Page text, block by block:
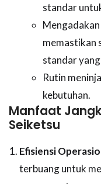
standar
memastikan
standar
Rutin
kebutuhan.
Manfaat
Seiketsu
Efisiensi
terbuang untuk